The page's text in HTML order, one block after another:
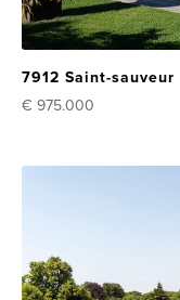
7912 Saint-sauveur
€ 975.000